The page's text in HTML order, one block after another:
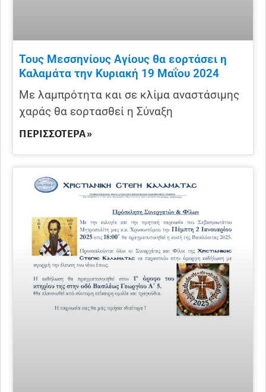
Τους Μεσσηνίους Αγίους θα εορτάσει η
Καλαμάτα την Κυριακή 19 Μαΐου 2024
Με λαμπρότητα και σε κλίμα αναστάσιμης
χαράς θα εορτασθεί η Σύναξη
ΠΕΡΙΣΣΌΤΕΡΑ »